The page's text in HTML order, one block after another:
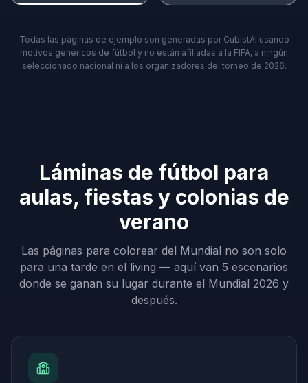
Todas las páginas de ejemplo son generadas por CubistAI usando
motivos genéricos de fútbol y no están afiliadas a la FIFA, a ningún
seleccionado nacional ni a los organizadores del torneo de 2026.
Láminas de fútbol para
aulas, fiestas y colonias de
verano
Las páginas para colorear del Mundial no son solo
para una tarde en el living — aquí van 5 escenarios
donde se ganan su lugar durante el Mundial 2026 y
después.